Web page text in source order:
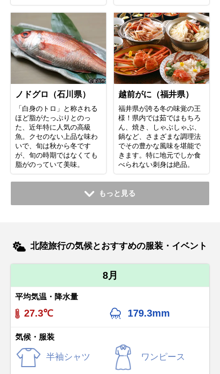
ノドグロ（石川県）
「白身のトロ」と称される
ほど脂がたっぷりとのっ
た、近年特に人気の高級
魚。クセのない上品な味わ
いで、旬は秋から冬です
が、旬の時期ではなくても
脂がのっていて美味。
越前がに（福井県）
福井県が誇る冬の味覚の王
様！県内では茹ではもちろ
ん、焼き、しゃぶしゃぶ、
鍋など、さまざまな調理法
でその豊かな風味を堪能で
きます。特に地元でしか食
べられない刺身は絶品。
もっと見る
北陸旅行の気候とおすすめの服装・イベント
8月
平均気温・降水量
27.3℃ 179.3mm
気候・服装
半袖シャツ ワンピース